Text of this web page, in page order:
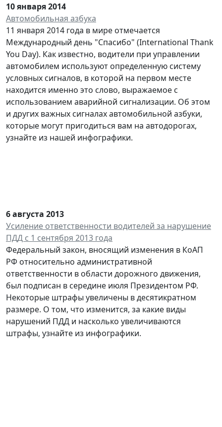
10 января 2014
Автомобильная азбука
11 января 2014 года в мире отмечается
Международный день "Спасибо" (International Thank
You Day). Как известно, водители при управлении
автомобилем используют определенную систему
условных сигналов, в которой на первом месте
находится именно это слово, выражаемое с
использованием аварийной сигнализации. Об этом
и других важных сигналах автомобильной азбуки,
которые могут пригодиться вам на автодорогах,
узнайте из нашей инфографики.
6 августа 2013
Усиление ответственности водителей за нарушение
ПДД с 1 сентября 2013 года
Федеральный закон, вносящий изменения в КоАП
РФ относительно административной
ответственности в области дорожного движения,
был подписан в середине июля Президентом РФ.
Некоторые штрафы увеличены в десятикратном
размере. О том, что изменится, за какие виды
нарушений ПДД и насколько увеличиваются
штрафы, узнайте из инфографики.